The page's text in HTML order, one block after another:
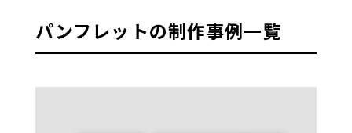
パンフレットの制作事例一覧